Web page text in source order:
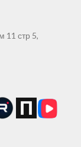
11 стр 5,